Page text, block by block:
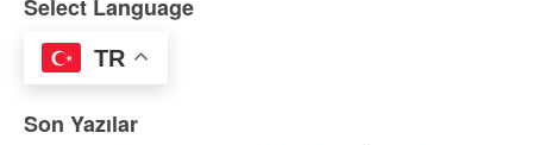
Select Language
TR
Son Yazılar